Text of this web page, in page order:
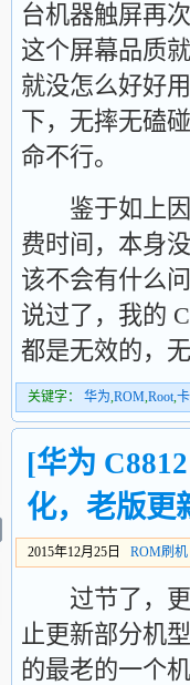
台机器触屏再
这个屏幕品质
就没怎么好好
下，无摔无磕
命不行。
鉴于如上因
费时间，本身
该不会有什么
说过了，我的
都是无效的，
关键字： 华为,ROM,Root,
[华为
化，老版更
2015年12月25日 ROM刷机
过节了，更
止更新部分机
的最老的一个